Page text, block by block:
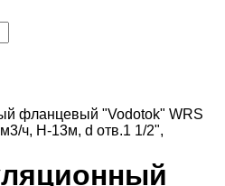
фланцевый "Vodotok" WRS
ч, Н-13м, d отв.1 1/2",